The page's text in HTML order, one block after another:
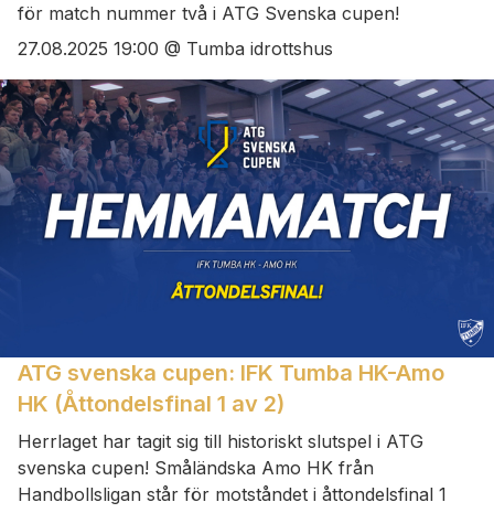
för match nummer två i ATG Svenska cupen!
27.08.2025 19:00 @ Tumba idrottshus
ATG svenska cupen: IFK Tumba HK-Amo
HK (Åttondelsfinal 1 av 2)
Herrlaget har tagit sig till historiskt slutspel i ATG
svenska cupen! Småländska Amo HK från
Handbollsligan står för motståndet i åttondelsfinal 1